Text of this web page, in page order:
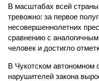
В масштабах всей
тревожно: за первое
несовершеннолетних
сравнению с
человек и достигло
В Чукотском автономном
нарушителей закона